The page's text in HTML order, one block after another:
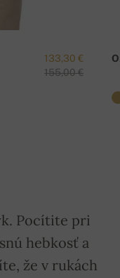
133,30 €
155,00 €
Pocítite pri
hebkosť a
že v rukách